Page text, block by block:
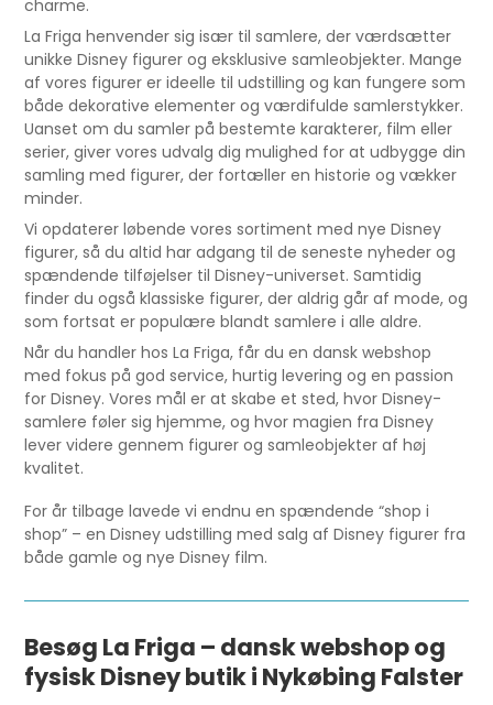
charme.
La Friga henvender sig især til samlere, der værdsætter
unikke Disney figurer og eksklusive samleobjekter. Mange
af vores figurer er ideelle til udstilling og kan fungere som
både dekorative elementer og værdifulde samlerstykker.
Uanset om du samler på bestemte karakterer, film eller
serier, giver vores udvalg dig mulighed for at udbygge din
samling med figurer, der fortæller en historie og vækker
minder.
Vi opdaterer løbende vores sortiment med nye Disney
figurer, så du altid har adgang til de seneste nyheder og
spændende tilføjelser til Disney-universet. Samtidig
finder du også klassiske figurer, der aldrig går af mode, og
som fortsat er populære blandt samlere i alle aldre.
Når du handler hos La Friga, får du en dansk webshop
med fokus på god service, hurtig levering og en passion
for Disney. Vores mål er at skabe et sted, hvor Disney-
samlere føler sig hjemme, og hvor magien fra Disney
lever videre gennem figurer og samleobjekter af høj
kvalitet.
For år tilbage lavede vi endnu en spændende “shop i
shop” – en Disney udstilling med salg af Disney figurer fra
både gamle og nye Disney film.
Besøg La Friga – dansk webshop og
fysisk Disney butik i Nykøbing Falster